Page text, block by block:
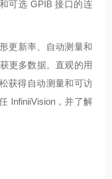
可选 GPIB 接口的连
更新率、自动测量和
更多数据。直观的用
获得自动测量和可访
InfiniiVision，并了解